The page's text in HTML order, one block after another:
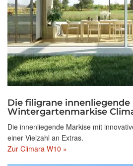
Die filigrane innenliegende
Wintergartenmarkise
Die innenliegende Markise mit
einer Vielzahl an Extras.
Zur Climara W10 »